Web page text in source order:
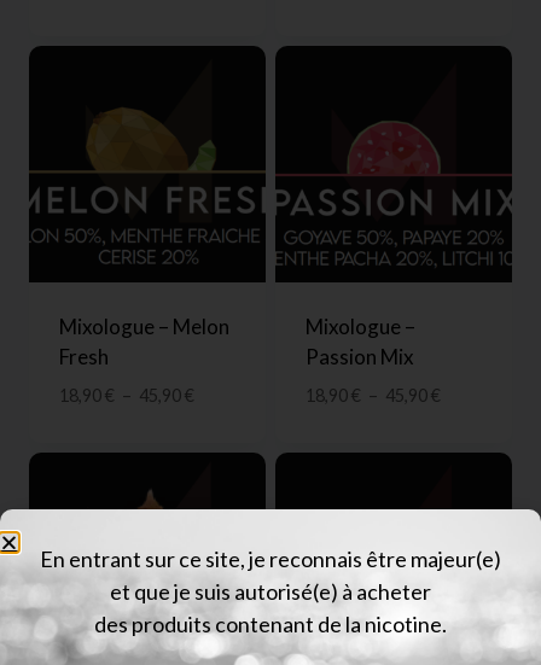
Mixologue – Melon
Fresh
18,90€ – 45,90€
Mixologue –
Passion Mix
18,90€ – 45,90€
En entrant sur ce site, je reconnais être majeur(e)
et que je suis autorisé(e) à acheter
des produits contenant de la nicotine.